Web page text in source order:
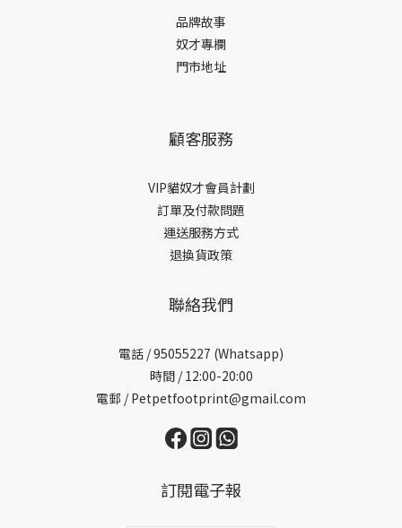
品牌故事
奴才專欄
門市地址
顧客服務
VIP貓奴才會員計劃
訂單及付款問題
運送服務方式
退換貨政策
聯絡我們
電話 /95055227 (Whatsapp)
時間 / 12:00-20:00
電郵 / Petpetfootprint@gmail.com
訂閱電子報